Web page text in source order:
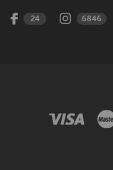
24 6846